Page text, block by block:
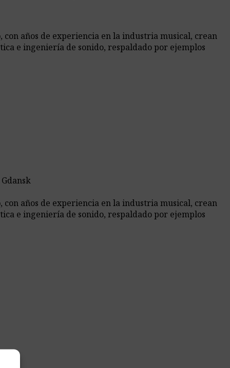
años de experiencia en la industria musical, crean
e ingeniería de sonido, respaldado por ejemplos
años de experiencia en la industria musical, crean
e ingeniería de sonido, respaldado por ejemplos